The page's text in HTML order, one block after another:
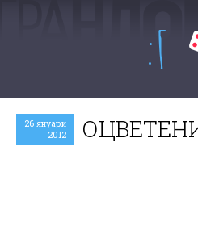
:Г
26 януари
2012